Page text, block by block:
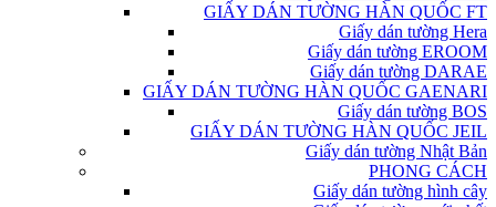
GIẤY DÁN TƯỜNG HÀN QUỐC FT
Giấy dán tường Hera
Giấy dán tường EROOM
Giấy dán tường DARAE
GIẤY DÁN TƯỜNG HÀN QUỐC GAENARI
Giấy dán tường BOS
GIẤY DÁN TƯỜNG HÀN QUỐC JEIL
Giấy dán tường Nhật Bản
PHONG CÁCH
Giấy dán tường hình cây